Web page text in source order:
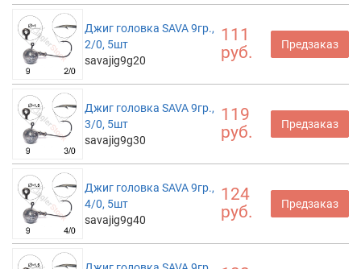
Джиг головка SAVA 9гр.,
2/0, 5шт
savajig9g20
111
руб.
Предзаказ
Джиг головка SAVA 9гр.,
3/0, 5шт
savajig9g30
119
руб.
Предзаказ
Джиг головка SAVA 9гр.,
4/0, 5шт
savajig9g40
124
руб.
Предзаказ